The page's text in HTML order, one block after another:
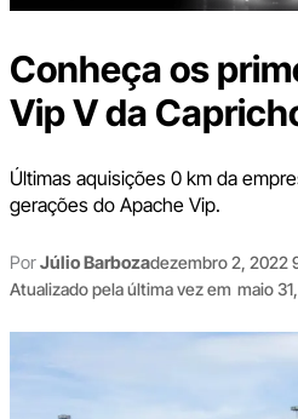
Conheça os
Vip V da
Últimas aquisições 0 km da
gerações do Apache Vip.
PorJúlio Barbozadezembro 2, 2022
Atualizado pela última vez em maio